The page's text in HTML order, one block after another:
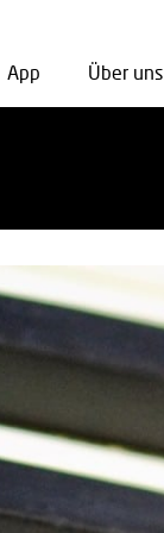
App Über uns